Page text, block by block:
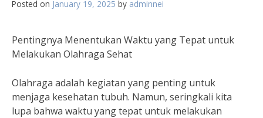
Posted on January 19, 2025 by adminnei
Pentingnya Menentukan Waktu yang Tepat untuk
Melakukan Olahraga Sehat
Olahraga adalah kegiatan yang penting untuk
menjaga kesehatan tubuh. Namun, seringkali kita
lupa bahwa waktu yang tepat untuk melakukan